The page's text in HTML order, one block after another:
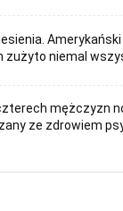
Amerykański
zużyto niemal
mężczyzn
ze zdrowiem